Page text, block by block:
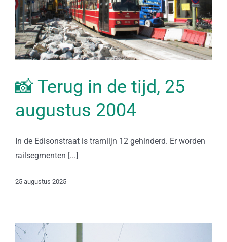
📸 Terug in de tijd, 25
augustus 2004
In de Edisonstraat is tramlijn 12 gehinderd. Er worden
railsegmenten [...]
25 augustus 2025